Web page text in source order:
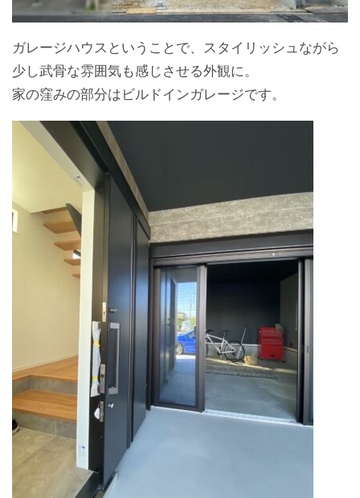
ガレージハウスということで、スタイリッシュながら
少し武骨な雰囲気も感じさせる外観に。
家の窪みの部分はビルドインガレージです。